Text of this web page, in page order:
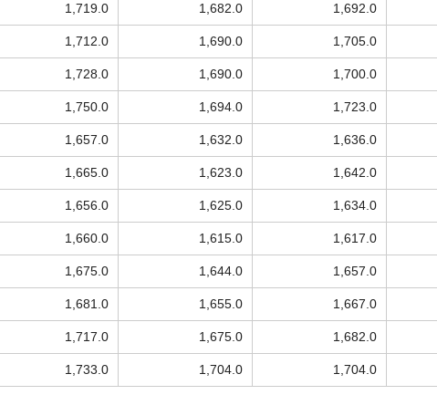
1,719.0 1,682.0 1,692.0
1,712.0 1,690.0 1,705.0
1,728.0 1,690.0 1,700.0
1,750.0 1,694.0 1,723.0
1,657.0 1,632.0 1,636.0
1,665.0 1,623.0 1,642.0
1,656.0 1,625.0 1,634.0
1,660.0 1,615.0 1,617.0
1,675.0 1,644.0 1,657.0
1,681.0 1,655.0 1,667.0
1,717.0 1,675.0 1,682.0
1,733.0 1,704.0 1,704.0